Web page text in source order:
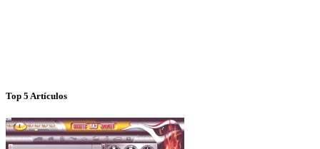
Top 5 Artículos